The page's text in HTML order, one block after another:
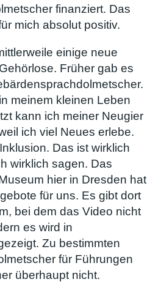
finanziert. Das
mich absolut positiv.
einige neue
Früher gab es
meinem kleinen Leben
kann ich meiner Neugier
ich viel Neues erlebe.
Das ist wirklich
wirklich sagen. Das
hier in Dresden hat
für uns. Es gibt dort
bei dem das Video nicht
es wird in
Zu bestimmten
für Führungen
überhaupt nicht.